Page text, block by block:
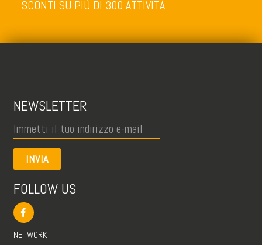
SCONTI SU PIÙ DI 300 ATTIVITÀ
NEWSLETTER
INVIA
FOLLOW US
NETWORK